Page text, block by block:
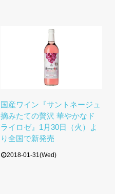
国産ワイン『サントネージュ
摘みたての贅沢 華やかなド
ライロゼ』1月30日（火）よ
り全国で新発売
2018-01-31(Wed)